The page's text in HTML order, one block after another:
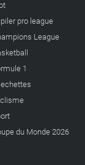
pro league
League
1
du Monde 2026